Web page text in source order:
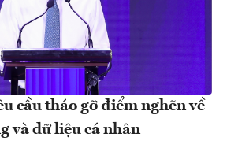
cầu tháo gỡ điểm nghẽn về
và dữ liệu cá nhân